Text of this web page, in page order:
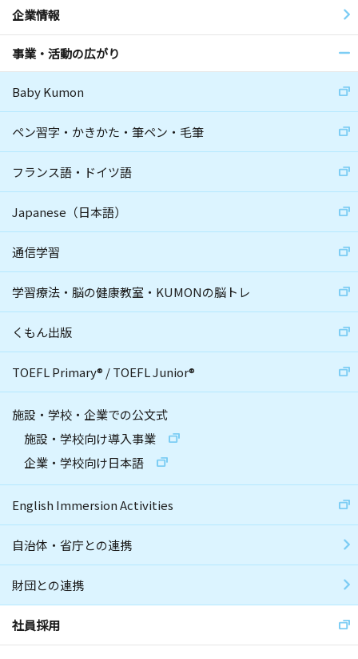
企業情報
事業・活動の広がり
Baby Kumon
ペン習字・かきかた・筆ペン・毛筆
フランス語・ドイツ語
Japanese（日本語）
通信学習
学習療法・脳の健康教室・KUMONの脳トレ
くもん出版
TOEFL Primary® /TOEFL Junior®
施設・学校・企業での公文式
施設・学校向け導入事業
企業・学校向け日本語
English Immersion Activities
自治体・省庁との連携
財団との連携
社員採用